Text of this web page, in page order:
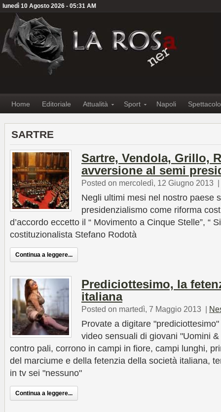
lunedì 10 Agosto 2026 - 05:31 AM
Home Editoriale Attualità Sport Napoli Spettacolo
SARTRE
Sartre, Vendola, Grillo,
avversione al semi
Posted on mercoledì, 12 Giugno 2013 |
Negli ultimi mesi nel nostro paese
presidenzialismo come riforma
d’accordo eccetto il “ Movimento a Cinque Stelle”, “
costituzionalista Stefano Rodotà
Continua a leggere...
Prediciottesimo, la
italiana
Posted on martedì, 7 Maggio 2013 |
Provate a digitare
video sensuali di giovani "Uomini
contro pali, corrono in campi in fiore, campi lunghi,
del marciume e della fetenzia della società italiana,
in tv sei "nessuno"
Continua a leggere...